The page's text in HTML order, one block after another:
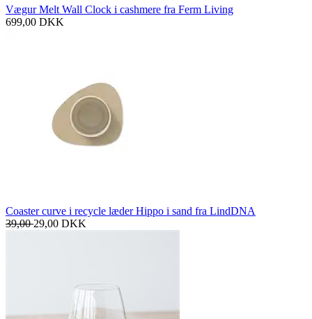
Vægur Melt Wall Clock i cashmere fra Ferm Living
699,00 DKK
Coaster curve i recycle læder Hippo i sand fra LindDNA
39,0029,00 DKK